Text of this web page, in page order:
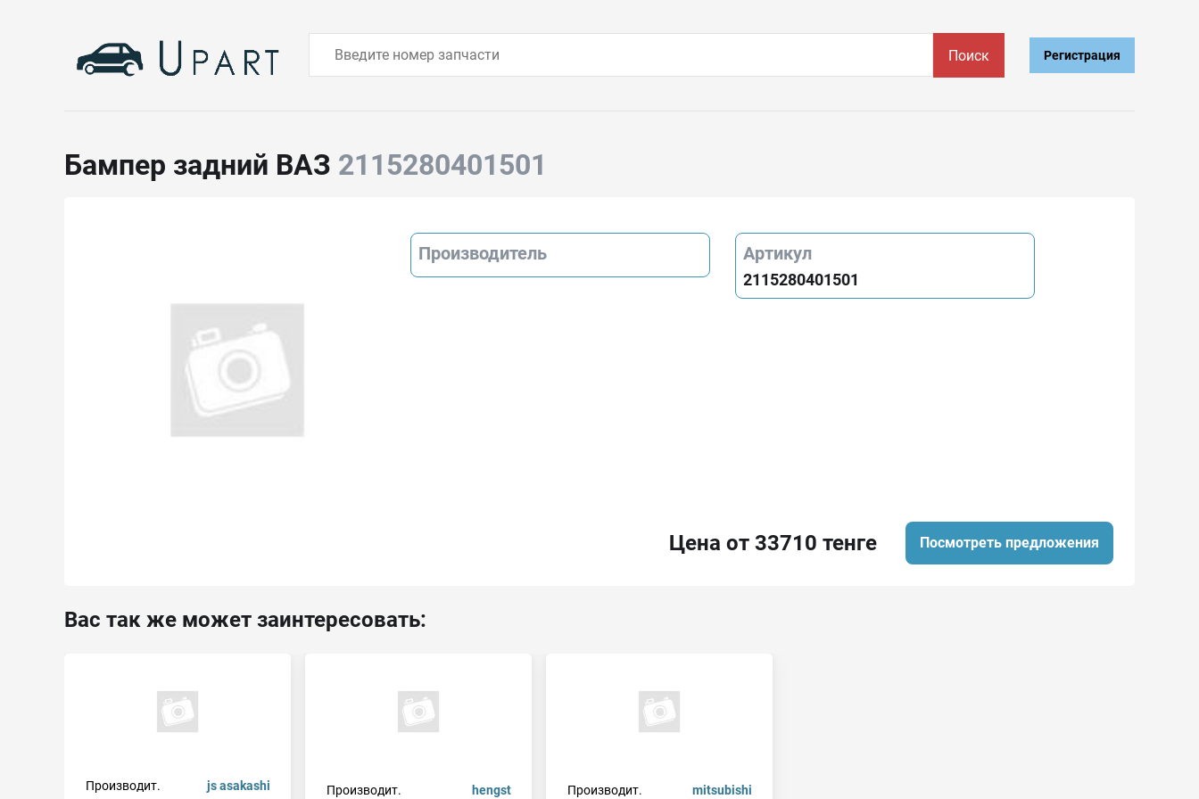
Поиск Регистрация
Бампер задний ВАЗ 2115280401501
Производитель Артикул
2115280401501
Цена от 33710 тенге Посмотреть предложения
Вас так же может заинтересовать:
Производит.
js asakashi
Производит.
hengst
Производит.
mitsubishi